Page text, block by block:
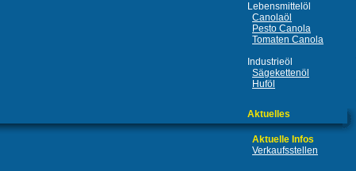
Lebensmittelöl
Canolaöl
Pesto Canola
Tomaten Canola
Industrieöl
Sägekettenöl
Huföl
Aktuelles
Aktuelle Infos
Verkaufsstellen